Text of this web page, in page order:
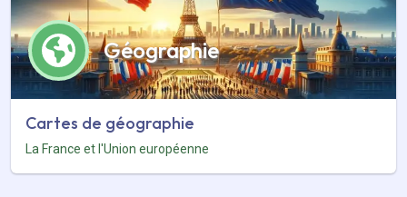
Géographie
Cartes de géographie
La France et l'Union européenne